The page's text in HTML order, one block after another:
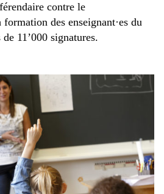
contre le
des enseignant·es du
11’000 signatures.